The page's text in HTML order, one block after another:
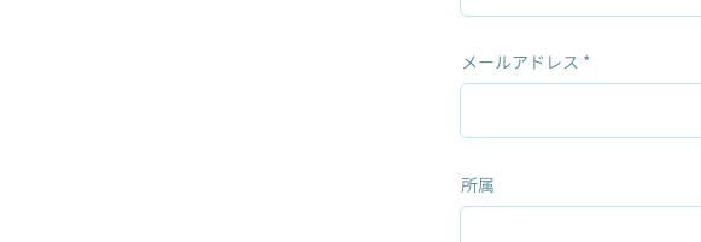
メールアドレス
所属